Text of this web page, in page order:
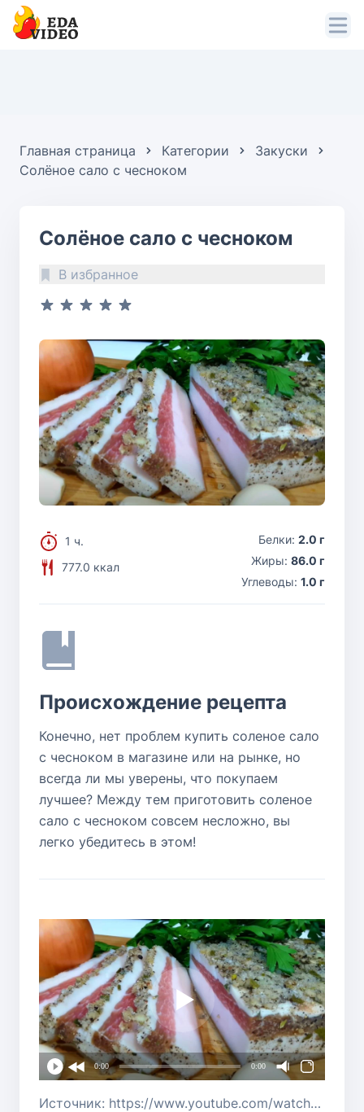
Главная страница Категории
Закуски
Солёное сало с чесноком
Солёное сало с чесноком
В избранное
1 ч.
777.0 ккал
Белки: 2.0 г
Жиры: 86.0 г
Углеводы: 1.0 г
Происхождение рецепта
Конечно, нет проблем купить соленое сало
с чесноком в магазине или на рынке, но
всегда ли мы уверены, что покупаем
лучшее? Между тем приготовить соленое
сало с чесноком совсем несложно, вы
легко убедитесь в этом!
0:00 0:00
Источник: https://www.youtube.com/watch?v=DSl9wah5U_s